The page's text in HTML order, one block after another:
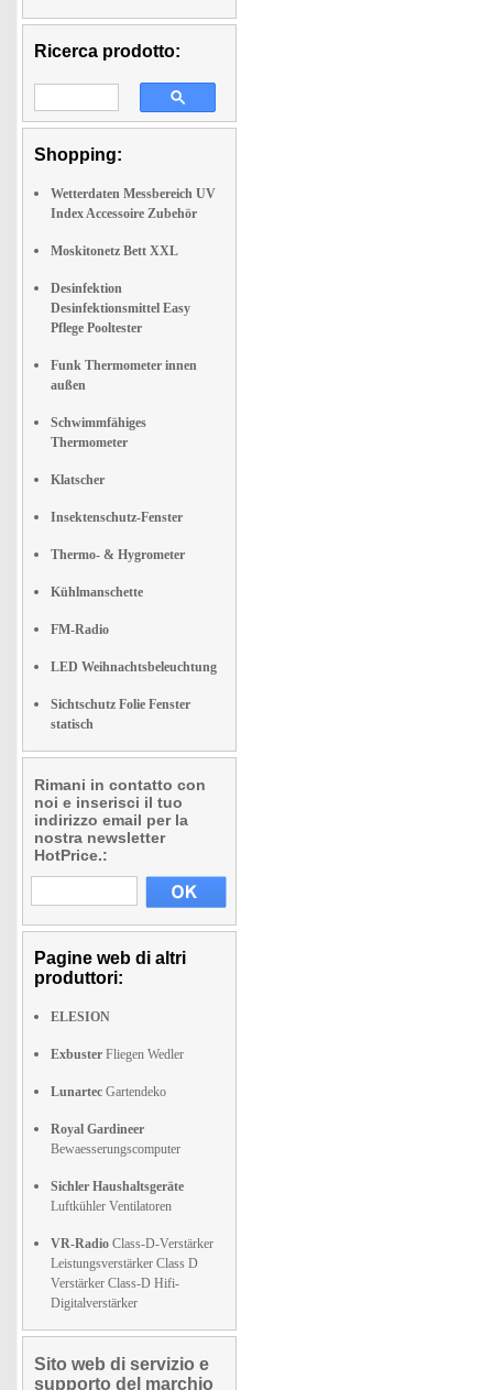
Ricerca prodotto:
Shopping:
Wetterdaten Messbereich UV
Index Accessoire Zubehör
Moskitonetz Bett XXL
Desinfektion
Desinfektionsmittel Easy
Pflege Pooltester
Funk Thermometer innen
außen
Schwimmfähiges
Thermometer
Klatscher
Insektenschutz-Fenster
Thermo- & Hygrometer
Kühlmanschette
FM-Radio
LED Weihnachtsbeleuchtung
Sichtschutz Folie Fenster
statisch
Rimani in contatto con
noi e inserisci il tuo
indirizzo email per la
nostra newsletter
HotPrice.:
Pagine web di altri
produttori:
ELESION
Exbuster Fliegen Wedler
Lunartec Gartendeko
Royal Gardineer
Bewaesserungscomputer
Sichler Haushaltsgeräte
Luftkühler Ventilatoren
VR-Radio Class-D-Verstärker
Leistungsverstärker Class D
Verstärker Class-D Hifi-
Digitalverstärker
Sito web di servizio e
supporto del marchio